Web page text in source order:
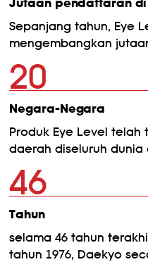
Sepanjang tahun, Eye
mengembangkan
20
Negara-Negara
Produk Eye Level
daerah diseluruh
46
Tahun
selama 46 tahun
tahun 1976, Daekyo